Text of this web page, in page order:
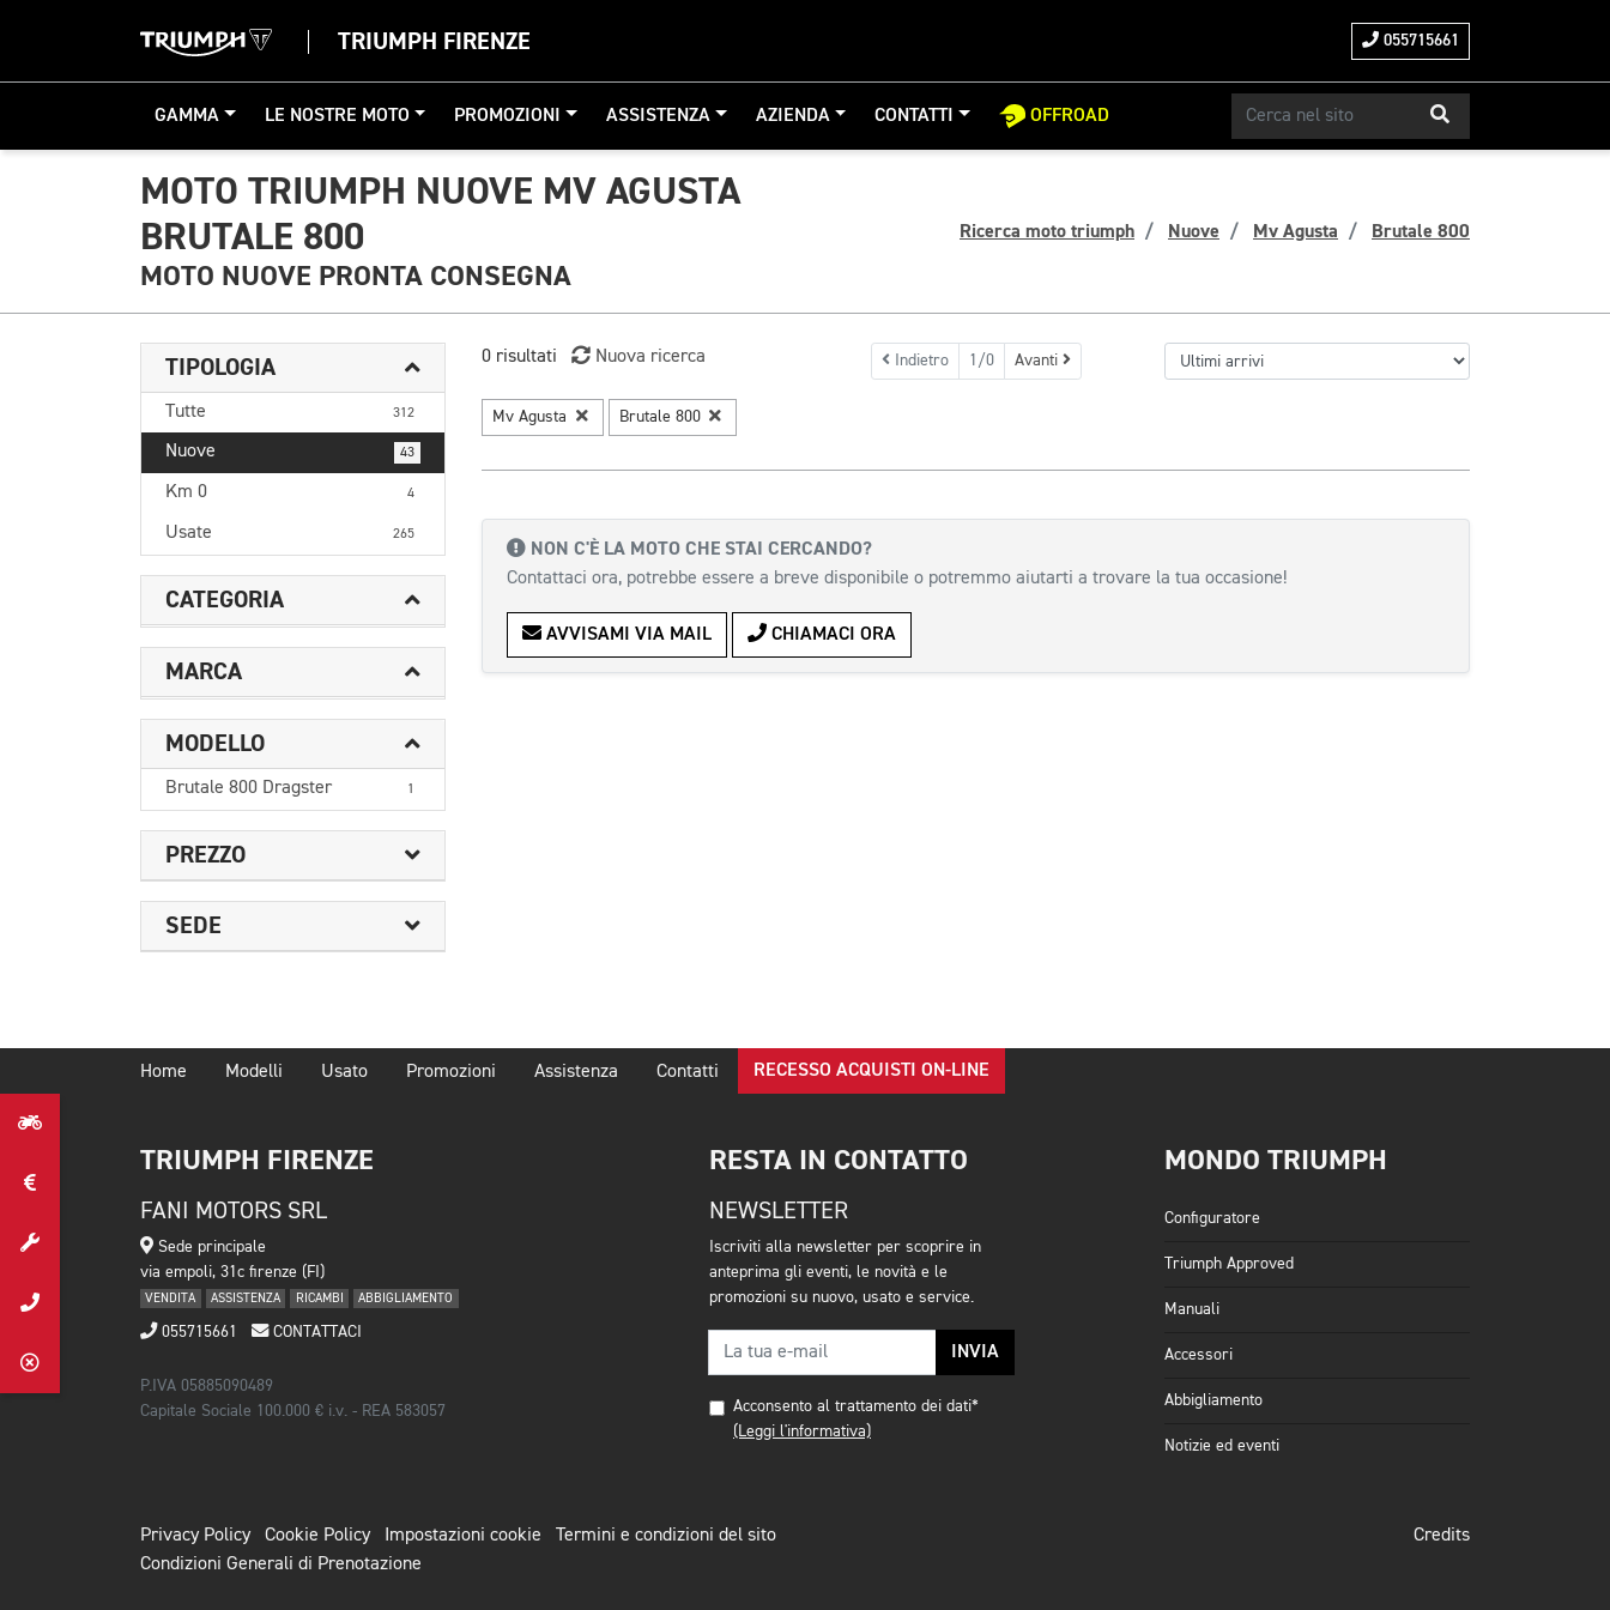
TRIUMPH FIRENZE 055715661
GAMMA LE NOSTRE MOTO PROMOZIONI ASSISTENZA AZIENDA CONTATTI OFFROAD
MOTO TRIUMPH NUOVE MV AGUSTA
BRUTALE 800
MOTO NUOVE PRONTA CONSEGNA
Ricerca moto triumph Nuove Mv Agusta Brutale 800
TIPOLOGIA
Tutte 312
Nuove 43
Km 0 4
Usate 265
CATEGORIA
MARCA
MODELLO
Brutale 800 Dragster 1
PREZZO
SEDE
0 risultati Nuova ricerca Indietro 1/0 Avanti
Mv Agusta Brutale 800
NON C'È LA MOTO CHE STAI CERCANDO?
Contattaci ora, potrebbe essere a breve disponibile o potremmo aiutarti a trovare la tua occasione!
AVVISAMI VIA MAIL CHIAMACI ORA
Home Modelli Usato Promozioni Assistenza Contatti RECESSO ACQUISTI ON-LINE
TRIUMPH FIRENZE
FANI MOTORS SRL
Sede principale
via empoli, 31c firenze (FI)
VENDITA ASSISTENZA RICAMBI ABBIGLIAMENTO
055715661 CONTATTACI
P.IVA 05885090489
Capitale Sociale 100.000 € i.v. - REA 583057
RESTA IN CONTATTO
NEWSLETTER
Iscriviti alla newsletter per scoprire in
anteprima gli eventi, le novità e le
promozioni su nuovo, usato e service.
INVIA
Acconsento al trattamento dei dati*
(Leggi l'informativa)
MONDO TRIUMPH
Configuratore
Triumph Approved
Manuali
Accessori
Abbigliamento
Notizie ed eventi
Privacy Policy Cookie Policy Impostazioni cookie
Termini e condizioni del sito
Condizioni Generali di Prenotazione
Credits